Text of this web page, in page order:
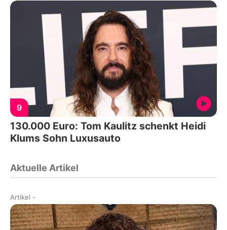
9
130.000 Euro: Tom Kaulitz schenkt Heidi
Klums Sohn Luxusauto
Aktuelle Artikel
Artikel -